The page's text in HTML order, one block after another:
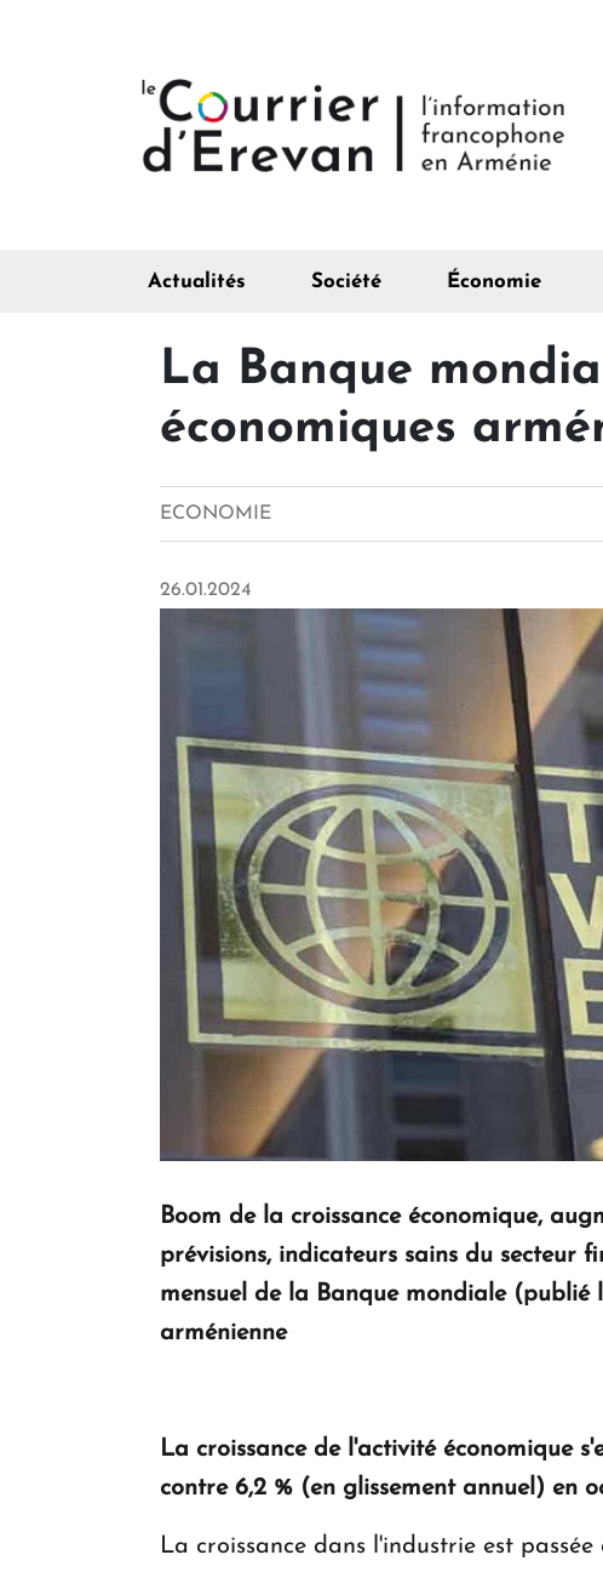
Actualités Société Économie
La Banque
économiques
ECONOMIE
26.01.2024
Boom de la croissance économique,
prévisions, indicateurs sains du secteur
mensuel de la Banque mondiale
arménienne
La croissance de l'activité économique
contre 6,2 % (en glissement annuel) en
La croissance dans l'industrie est